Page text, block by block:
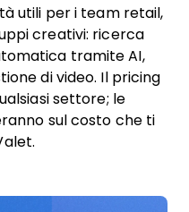
utili per i team retail,
creativi: ricerca
tramite AI,
di video. Il pricing
settore; le
sul costo che ti